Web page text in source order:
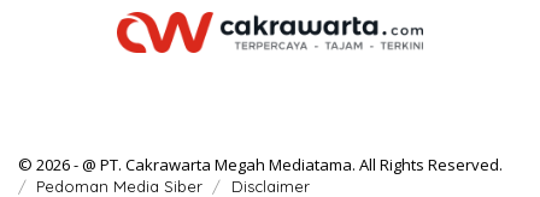
© 2026 - @ PT. Cakrawarta Megah Mediatama. All Rights Reserved.
Pedoman Media Siber Disclaimer